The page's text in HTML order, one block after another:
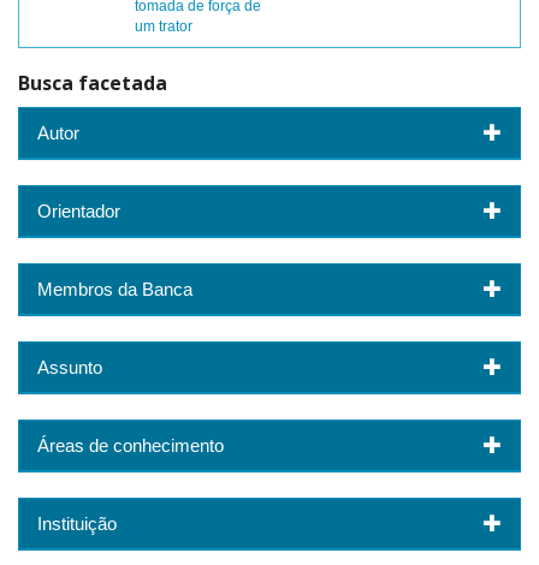
tomada de força de
um trator
Busca facetada
Autor
Orientador
Membros da Banca
Assunto
Áreas de conhecimento
Instituição